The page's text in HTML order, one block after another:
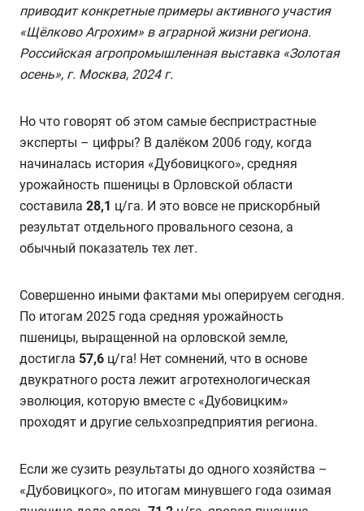
приводит конкретные примеры активного участия
«Щёлково Агрохим» в аграрной жизни региона.
Российская агропромышленная выставка «Золотая
осень», г. Москва, 2024 г.
Но что говорят об этом самые беспристрастные
эксперты – цифры? В далёком 2006 году, когда
начиналась история «Дубовицкого», средняя
урожайность пшеницы в Орловской области
составила 28,1 ц/га. И это вовсе не прискорбный
результат отдельного провального сезона, а
обычный показатель тех лет.
Совершенно иными фактами мы оперируем сегодня.
По итогам 2025 года средняя урожайность
пшеницы, выращенной на орловской земле,
достигла 57,6 ц/га! Нет сомнений, что в основе
двукратного роста лежит агротехнологическая
эволюция, которую вместе с «Дубовицким»
проходят и другие сельхозпредприятия региона.
Если же сузить результаты до одного хозяйства –
«Дубовицкого», по итогам минувшего года озимая